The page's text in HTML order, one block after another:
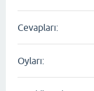
Cevapları:
Oyları: